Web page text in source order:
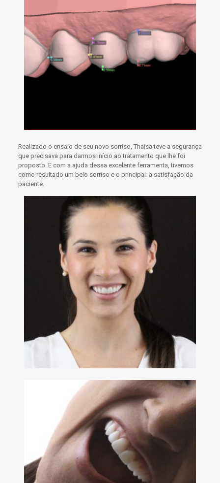
Realizado o ensaio de seu novo sorriso, Thaisa teve a segurança
que precisava para darmos início ao tratamento que lhe foi
proposto. E com a ajuda dessa excelente ferramenta, tivemos
como resultado um belo sorriso e o principal: a satisfação da
paciente.